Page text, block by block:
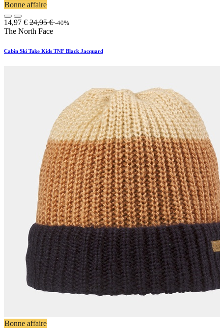
Bonne affaire
14,97 € 24,95€ -40%
The North Face
Cabin Ski Tuke Kids TNF Black Jacquard
Bonne affaire